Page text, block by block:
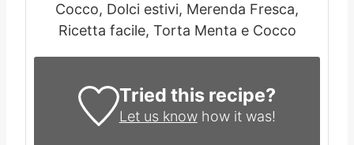
Cocco, Dolci estivi, Merenda Fresca,
Ricetta facile, Torta Menta e Cocco
Tried this recipe?
Let us knowhow it was!